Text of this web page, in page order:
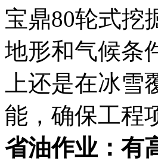
宝鼎80轮式挖
地形和气候条
上还是在冰
能，确保工程
省油作业：有